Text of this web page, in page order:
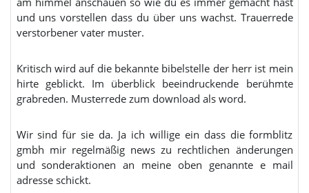
und uns vorstellen dass du über uns wachst. Trauerrede
verstorbener vater muster.
Kritisch wird auf die bekannte bibelstelle der herr ist mein
hirte geblickt. Im überblick beeindruckende berühmte
grabreden. Musterrede zum download als word.
Wir sind für sie da. Ja ich willige ein dass die formblitz
gmbh mir regelmäßig news zu rechtlichen änderungen
und sonderaktionen an meine oben genannte e mail
adresse schickt.